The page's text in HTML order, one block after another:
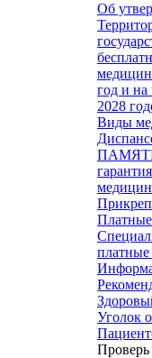
Об
год и
2028
Виды
платные
Уголок
Проверь